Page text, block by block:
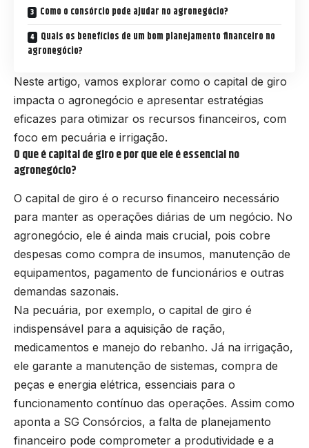
Como o consórcio pode ajudar no agronegócio?
Quais os benefícios de um bom planejamento financeiro no
agronegócio?
Neste artigo, vamos explorar como o capital de giro
impacta o agronegócio e apresentar estratégias
eficazes para otimizar os recursos financeiros, com
foco em pecuária e irrigação.
O que é capital de giro e por que ele é essencial no
agronegócio?
O capital de giro é o recurso financeiro necessário
para manter as operações diárias de um negócio. No
agronegócio, ele é ainda mais crucial, pois cobre
despesas como compra de insumos, manutenção de
equipamentos, pagamento de funcionários e outras
demandas sazonais.
Na pecuária, por exemplo, o capital de giro é
indispensável para a aquisição de ração,
medicamentos e manejo do rebanho. Já na irrigação,
ele garante a manutenção de sistemas, compra de
peças e energia elétrica, essenciais para o
funcionamento contínuo das operações. Assim como
aponta a SG Consórcios, a falta de planejamento
financeiro pode comprometer a produtividade e a